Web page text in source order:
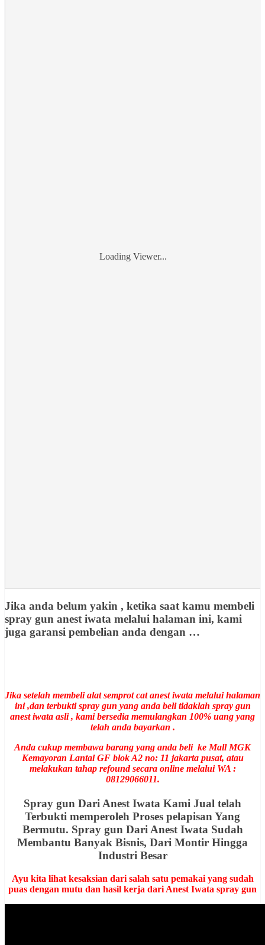
Loading Viewer...
Jika anda belum yakin , ketika saat kamu membeli
spray gun anest iwata melalui halaman ini, kami
juga garansi pembelian anda dengan …
Jika setelah membeli alat semprot cat anest iwata melalui halaman
ini ,dan terbukti spray gun yang anda beli tidaklah spray gun
anest iwata asli , kami bersedia memulangkan 100% uang yang
telah anda bayarkan .
Anda cukup membawa barang yang anda beli ke Mall MGK
Kemayoran Lantai GF blok A2 no: 11 jakarta pusat, atau
melakukan tahap refound secara online melalui WA :
08129066011.
Spray gun Dari Anest Iwata Kami Jual telah
Terbukti memperoleh Proses pelapisan Yang
Bermutu. Spray gun Dari Anest Iwata Sudah
Membantu Banyak Bisnis, Dari Montir Hingga
Industri Besar
Ayu kita lihat kesaksian dari salah satu pemakai yang sudah
puas dengan mutu dan hasil kerja dari Anest Iwata spray gun